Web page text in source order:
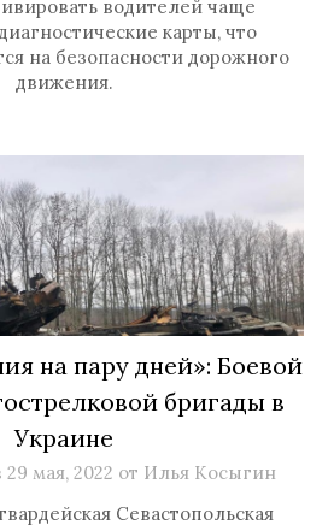
водителей чаще
карты, что
на безопасности дорожного
движения.
на пару дней»: Боевой
бригады в
Украине
29 мая, 2022 от Илья Косыгин
Севастопольская